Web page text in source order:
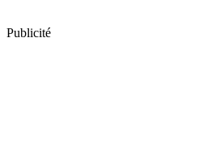
Publicité